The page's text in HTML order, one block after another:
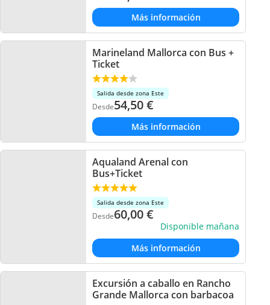
Más información
Marineland Mallorca con Bus +
Ticket
Salida desde zona Este
Desde54,50€
Más información
Aqualand Arenal con
Bus+Ticket
Salida desde zona Este
Desde60,00€
Disponible mañana
Más información
Excursión a caballo en Rancho
Grande Mallorca con barbacoa